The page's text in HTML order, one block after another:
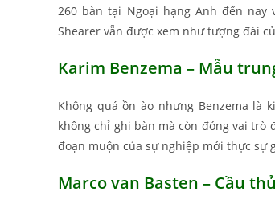
260 bàn tại Ngoại hạng Anh đến
Shearer vẫn được xem như tượng đài
Karim Benzema – Mẫu
Không quá ồn ào nhưng Benzema
không chỉ ghi bàn mà còn đóng vai trò
đoạn muộn của sự nghiệp mới thực sự
Marco van Basten – Cầu